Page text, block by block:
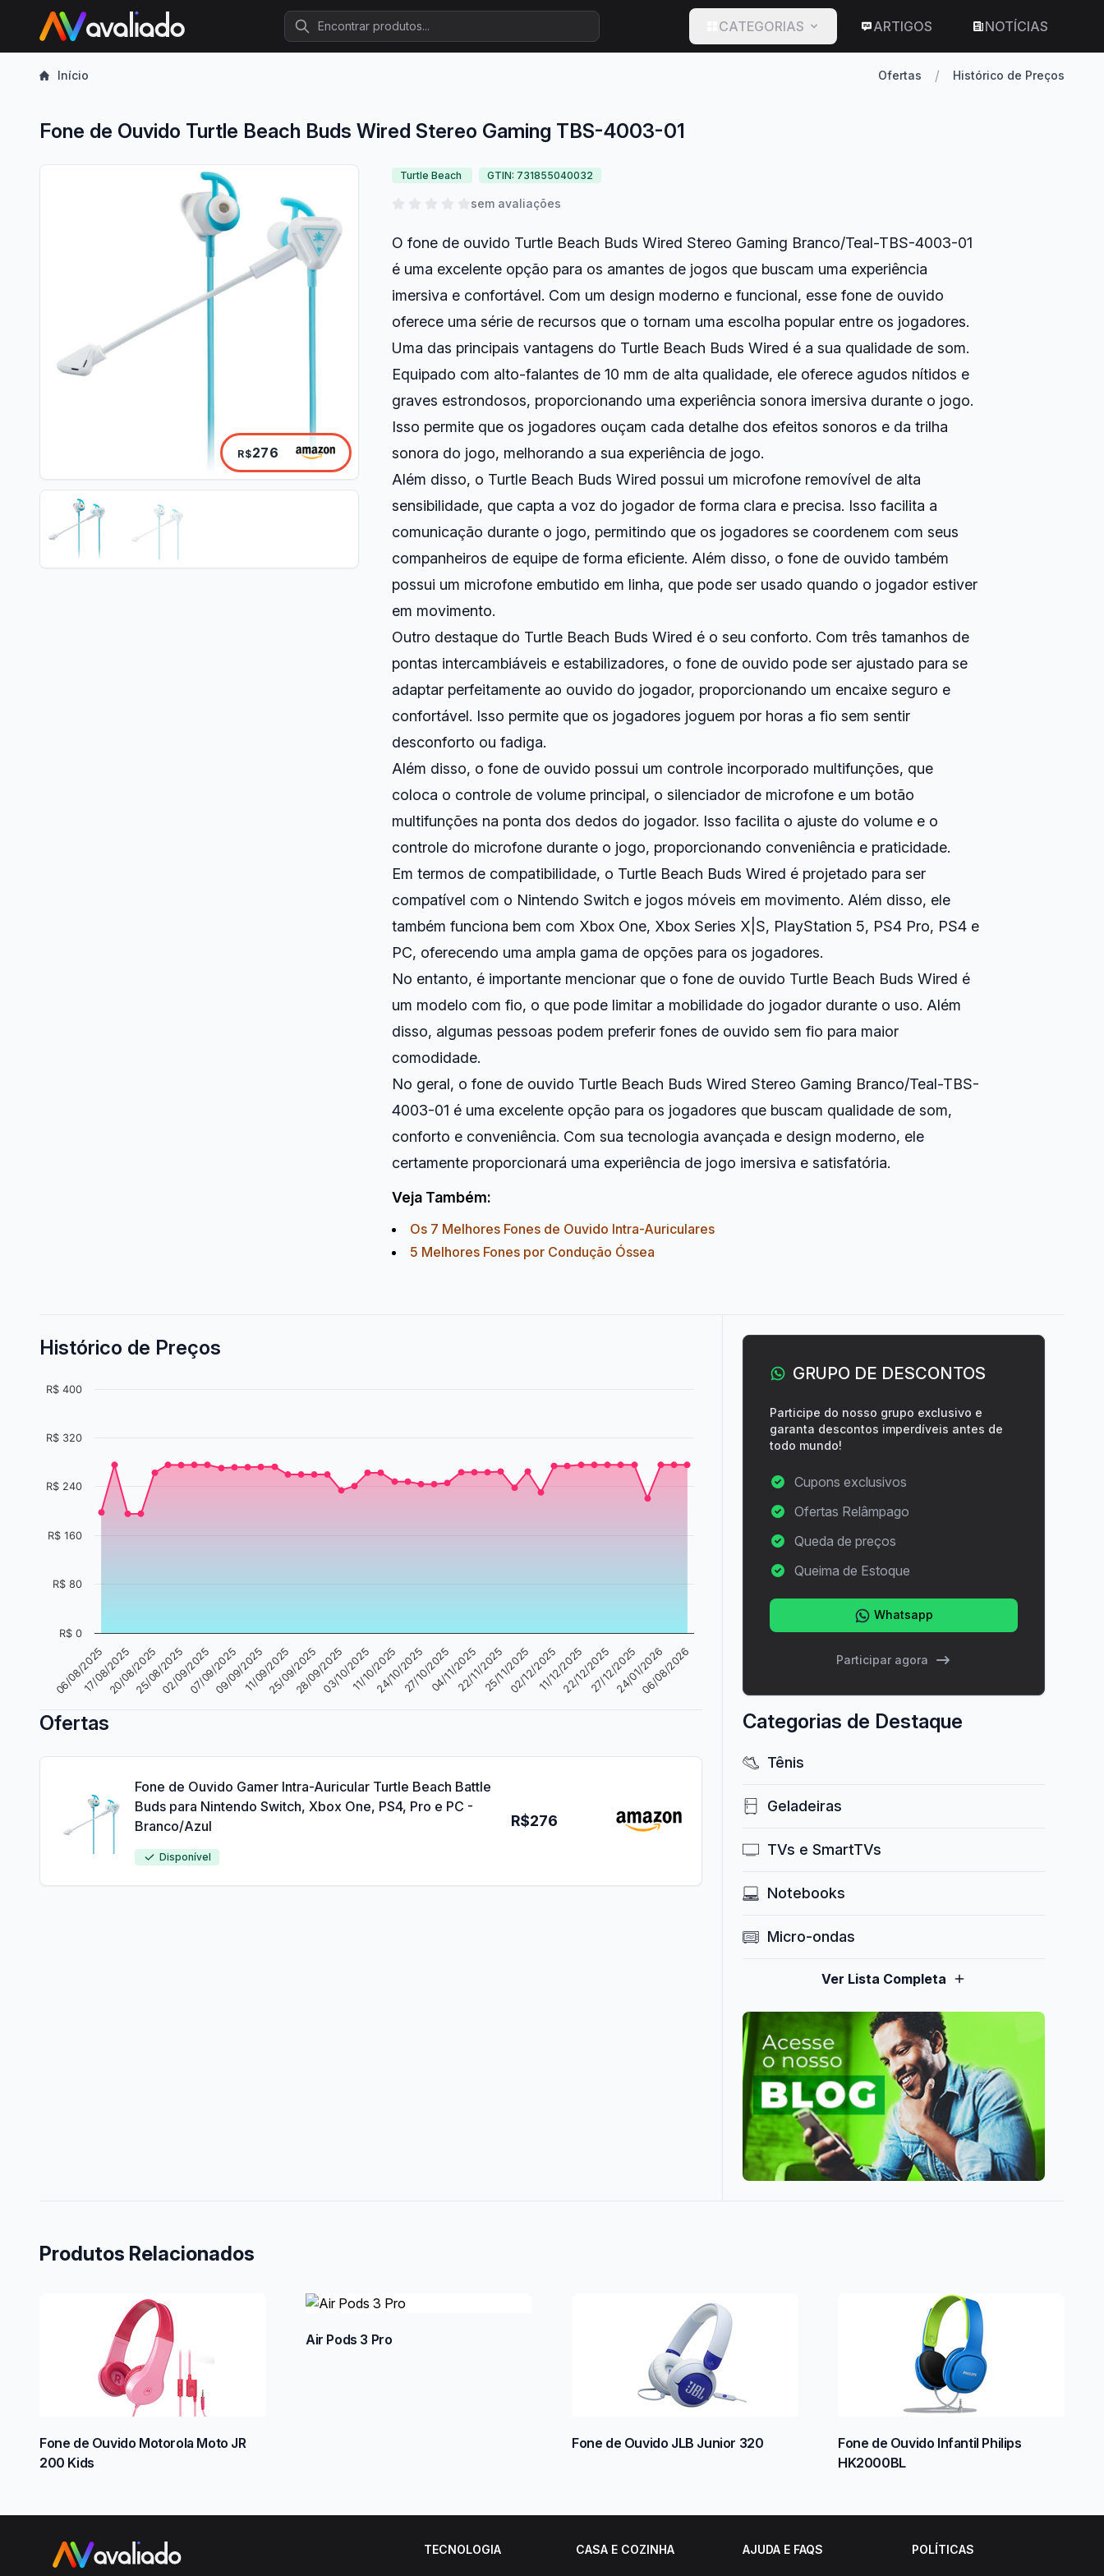
Procurar
CATEGORIAS ARTIGOS NOTÍCIAS
Início Ofertas / Histórico de Preços
Fone de Ouvido Turtle Beach Buds Wired Stereo Gaming TBS-4003-01
R$276
Turtle Beach GTIN: 731855040032
sem avaliações
O fone de ouvido Turtle Beach Buds Wired Stereo Gaming Branco/Teal-TBS-4003-01
é uma excelente opção para os amantes de jogos que buscam uma experiência
imersiva e confortável. Com um design moderno e funcional, esse fone de ouvido
oferece uma série de recursos que o tornam uma escolha popular entre os jogadores.
Uma das principais vantagens do Turtle Beach Buds Wired é a sua qualidade de som.
Equipado com alto-falantes de 10 mm de alta qualidade, ele oferece agudos nítidos e
graves estrondosos, proporcionando uma experiência sonora imersiva durante o jogo.
Isso permite que os jogadores ouçam cada detalhe dos efeitos sonoros e da trilha
sonora do jogo, melhorando a sua experiência de jogo.
Além disso, o Turtle Beach Buds Wired possui um microfone removível de alta
sensibilidade, que capta a voz do jogador de forma clara e precisa. Isso facilita a
comunicação durante o jogo, permitindo que os jogadores se coordenem com seus
companheiros de equipe de forma eficiente. Além disso, o fone de ouvido também
possui um microfone embutido em linha, que pode ser usado quando o jogador estiver
em movimento.
Outro destaque do Turtle Beach Buds Wired é o seu conforto. Com três tamanhos de
pontas intercambiáveis e estabilizadores, o fone de ouvido pode ser ajustado para se
adaptar perfeitamente ao ouvido do jogador, proporcionando um encaixe seguro e
confortável. Isso permite que os jogadores joguem por horas a fio sem sentir
desconforto ou fadiga.
Além disso, o fone de ouvido possui um controle incorporado multifunções, que
coloca o controle de volume principal, o silenciador de microfone e um botão
multifunções na ponta dos dedos do jogador. Isso facilita o ajuste do volume e o
controle do microfone durante o jogo, proporcionando conveniência e praticidade.
Em termos de compatibilidade, o Turtle Beach Buds Wired é projetado para ser
compatível com o Nintendo Switch e jogos móveis em movimento. Além disso, ele
também funciona bem com Xbox One, Xbox Series X|S, PlayStation 5, PS4 Pro, PS4 e
PC, oferecendo uma ampla gama de opções para os jogadores.
No entanto, é importante mencionar que o fone de ouvido Turtle Beach Buds Wired é
um modelo com fio, o que pode limitar a mobilidade do jogador durante o uso. Além
disso, algumas pessoas podem preferir fones de ouvido sem fio para maior
comodidade.
No geral, o fone de ouvido Turtle Beach Buds Wired Stereo Gaming Branco/Teal-TBS-
4003-01 é uma excelente opção para os jogadores que buscam qualidade de som,
conforto e conveniência. Com sua tecnologia avançada e design moderno, ele
certamente proporcionará uma experiência de jogo imersiva e satisfatória.
Veja Também:
Os 7 Melhores Fones de Ouvido Intra-Auriculares
5 Melhores Fones por Condução Óssea
Histórico de Preços
06/08/202517/08/202520/08/202525/08/202502/09/202507/09/202509/09/202511/09/202525/09/202528/09/202503/10/202511/10/202524/10/202527/10/202504/11/202522/11/202525/11/202502/12/202511/12/202522/12/202527/12/202524/01/202606/08/2026
R$ 0
R$ 80
R$ 160
R$ 240
R$ 320
R$ 400
Ofertas
R$276
Fone de Ouvido Gamer Intra-Auricular Turtle Beach Battle
Buds para Nintendo Switch, Xbox One, PS4, Pro e PC -
Branco/Azul
Disponível
GRUPO DE DESCONTOS
Participe do nosso grupo exclusivo e
garanta descontos imperdíveis antes de
todo mundo!
Cupons exclusivos
Ofertas Relâmpago
Queda de preços
Queima de Estoque
Whatsapp
Participar agora
Categorias de Destaque
Tênis
Geladeiras
TVs e SmartTVs
Notebooks
Micro-ondas
Ver Lista Completa
Produtos Relacionados
Fone de Ouvido Motorola Moto JR
200 Kids
Air Pods 3 Pro
Fone de Ouvido JLB Junior 320
Fone de Ouvido Infantil Philips
HK2000BL
TECNOLOGIA CASA E COZINHA AJUDA E FAQS POLÍTICAS